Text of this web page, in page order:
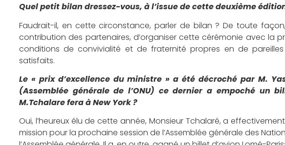
Quel petit bilan dressez-vous, à l’issue de cette deuxième
Faudrait-il, en cette circonstance, parler de bilan ? De toute
contribution des partenaires, d’organiser cette cérémonie avec la
conditions de convivialité et de fraternité propres en de
satisfaits.
Le « prix d’excellence du ministre » a été décroché par M.
(Assemblée générale de l’ONU) ce dernier a empoché un
M.Tchalare fera à New York ?
Oui, l’heureux élu de cette année, Monsieur Tchalaré, a
mission pour la prochaine session de l’Assemblée générale des